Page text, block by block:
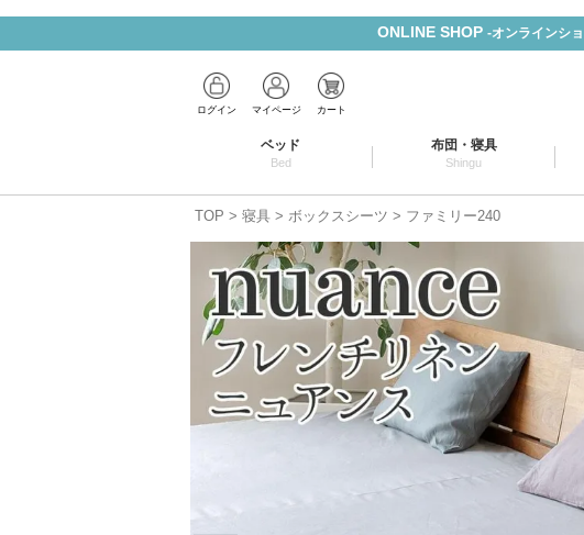
ONLINE SHOP -オンラインシ
ログイン マイページ カート
ベッド
Bed
布団・寝具
Shingu
TOP 寝具 ボックスシーツ ファミリー240